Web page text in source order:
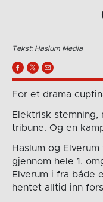
Tekst: Haslum Media
For et drama
Elektrisk stemning,
tribune. Og en
Haslum og
gjennom hele 1.
Elverum i fra både
hentet alltid inn